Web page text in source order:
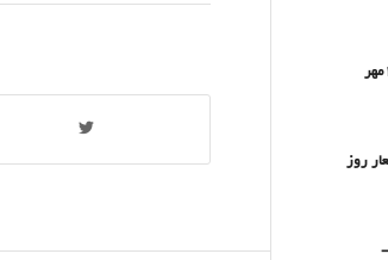
پیش بینی و توصیه های کشاورزی (30 مهر
روز